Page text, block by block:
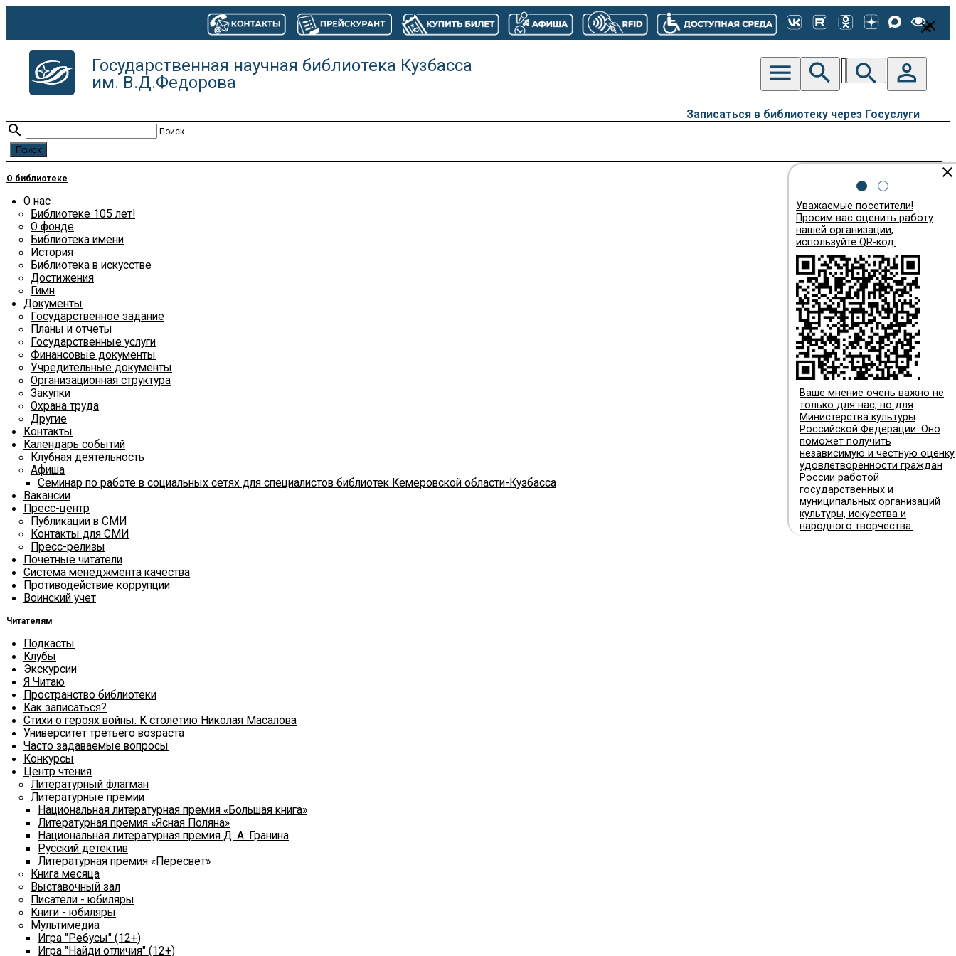
Государственная научная библиотека Кузбасса
им. В.Д.Федорова
menu search search person_outline
Записаться в библиотеку через Госуслуги
close
search Поиск
О библиотеке
О нас
Библиотеке 105 лет!
О фонде
Библиотека имени
История
Библиотека в искусстве
Достижения
Гимн
Документы
Государственное задание
Планы и отчеты
Государственные услуги
Финансовые документы
Учредительные документы
Организационная структура
Закупки
Охрана труда
Другие
Контакты
Календарь событий
Клубная деятельность
Афиша
Семинар по работе в социальных сетях для специалистов библиотек Кемеровской области-Кузбасса
Вакансии
Пресс-центр
Публикации в СМИ
Контакты для СМИ
Пресс-релизы
Почетные читатели
Система менеджмента качества
Противодействие коррупции
Воинский учет
Читателям
Подкасты
Клубы
Экскурсии
Я Читаю
Пространство библиотеки
Как записаться?
Стихи о героях войны. К столетию Николая Масалова
Университет третьего возраста
Часто задаваемые вопросы
Конкурсы
Центр чтения
Литературный флагман
Литературные премии
Национальная литературная премия «Большая книга»
Литературная премия «Ясная Поляна»
Национальная литературная премия Д. А. Гранина
Русский детектив
Литературная премия «Пересвет»
Книга месяца
Выставочный зал
Писатели - юбиляры
Книги - юбиляры
Мультимедиа
Игра "Ребусы" (12+)
Игра "Найди отличия" (12+)
close
close
Уважаемые посетители!
Просим вас оценить работу
нашей организации,
используйте QR-код:
Ваше мнение очень важно не
только для нас, но для
Министерства культуры
Российской Федерации. Оно
поможет получить
независимую и честную оценку
удовлетворенности граждан
России работой
государственных и
муниципальных организаций
культуры, искусства и
народного творчества.